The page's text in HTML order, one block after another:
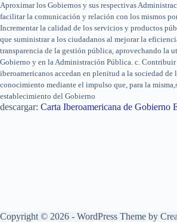
Aproximar los Gobiernos y sus respectivas
facilitar la comunicación y relación con los mismos
Incrementar la calidad de los servicios y productos
que suministrar a los ciudadanos al mejorar la
transparencia de la gestión pública, aprovechando la
Gobierno y en la Administración Pública. c. Contribuir
iberoamericanos accedan en plenitud a la sociedad
conocimiento mediante el impulso que, para la
establecimiento del Gobierno
descargar: Carta Iberoamericana de Gobierno
Copyright © 2026 - WordPress Theme by